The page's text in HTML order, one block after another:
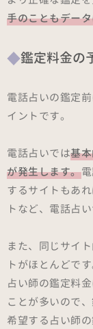
手のこともデー
鑑定料金の
電話占いの鑑定
イントです。
電話占いでは基
が発生します。
するサイトもあ
トなど、電話占
また、同じサイ
トがほとんどです
占い師の鑑定料
ことが多いので
希望する占い師